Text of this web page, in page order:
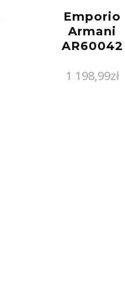
Emporio
Armani
AR60042
1 198,99zł